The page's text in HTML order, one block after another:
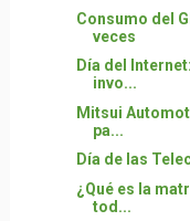
Consumo del
veces
Día del
invo...
Mitsui
pa...
Día de las
¿Qué es la
tod...